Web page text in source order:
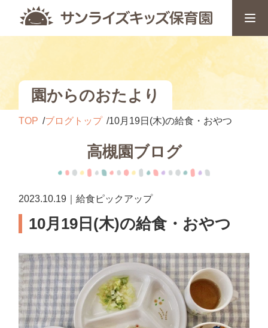
園からのおたより
TOP ブログトップ 10月19日(木)の給食・おやつ
高槻園ブログ
2023.10.19｜給食ピックアップ
10月19日(木)の給食・おやつ